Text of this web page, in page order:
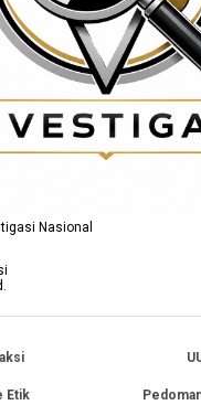
Nasional
Etik